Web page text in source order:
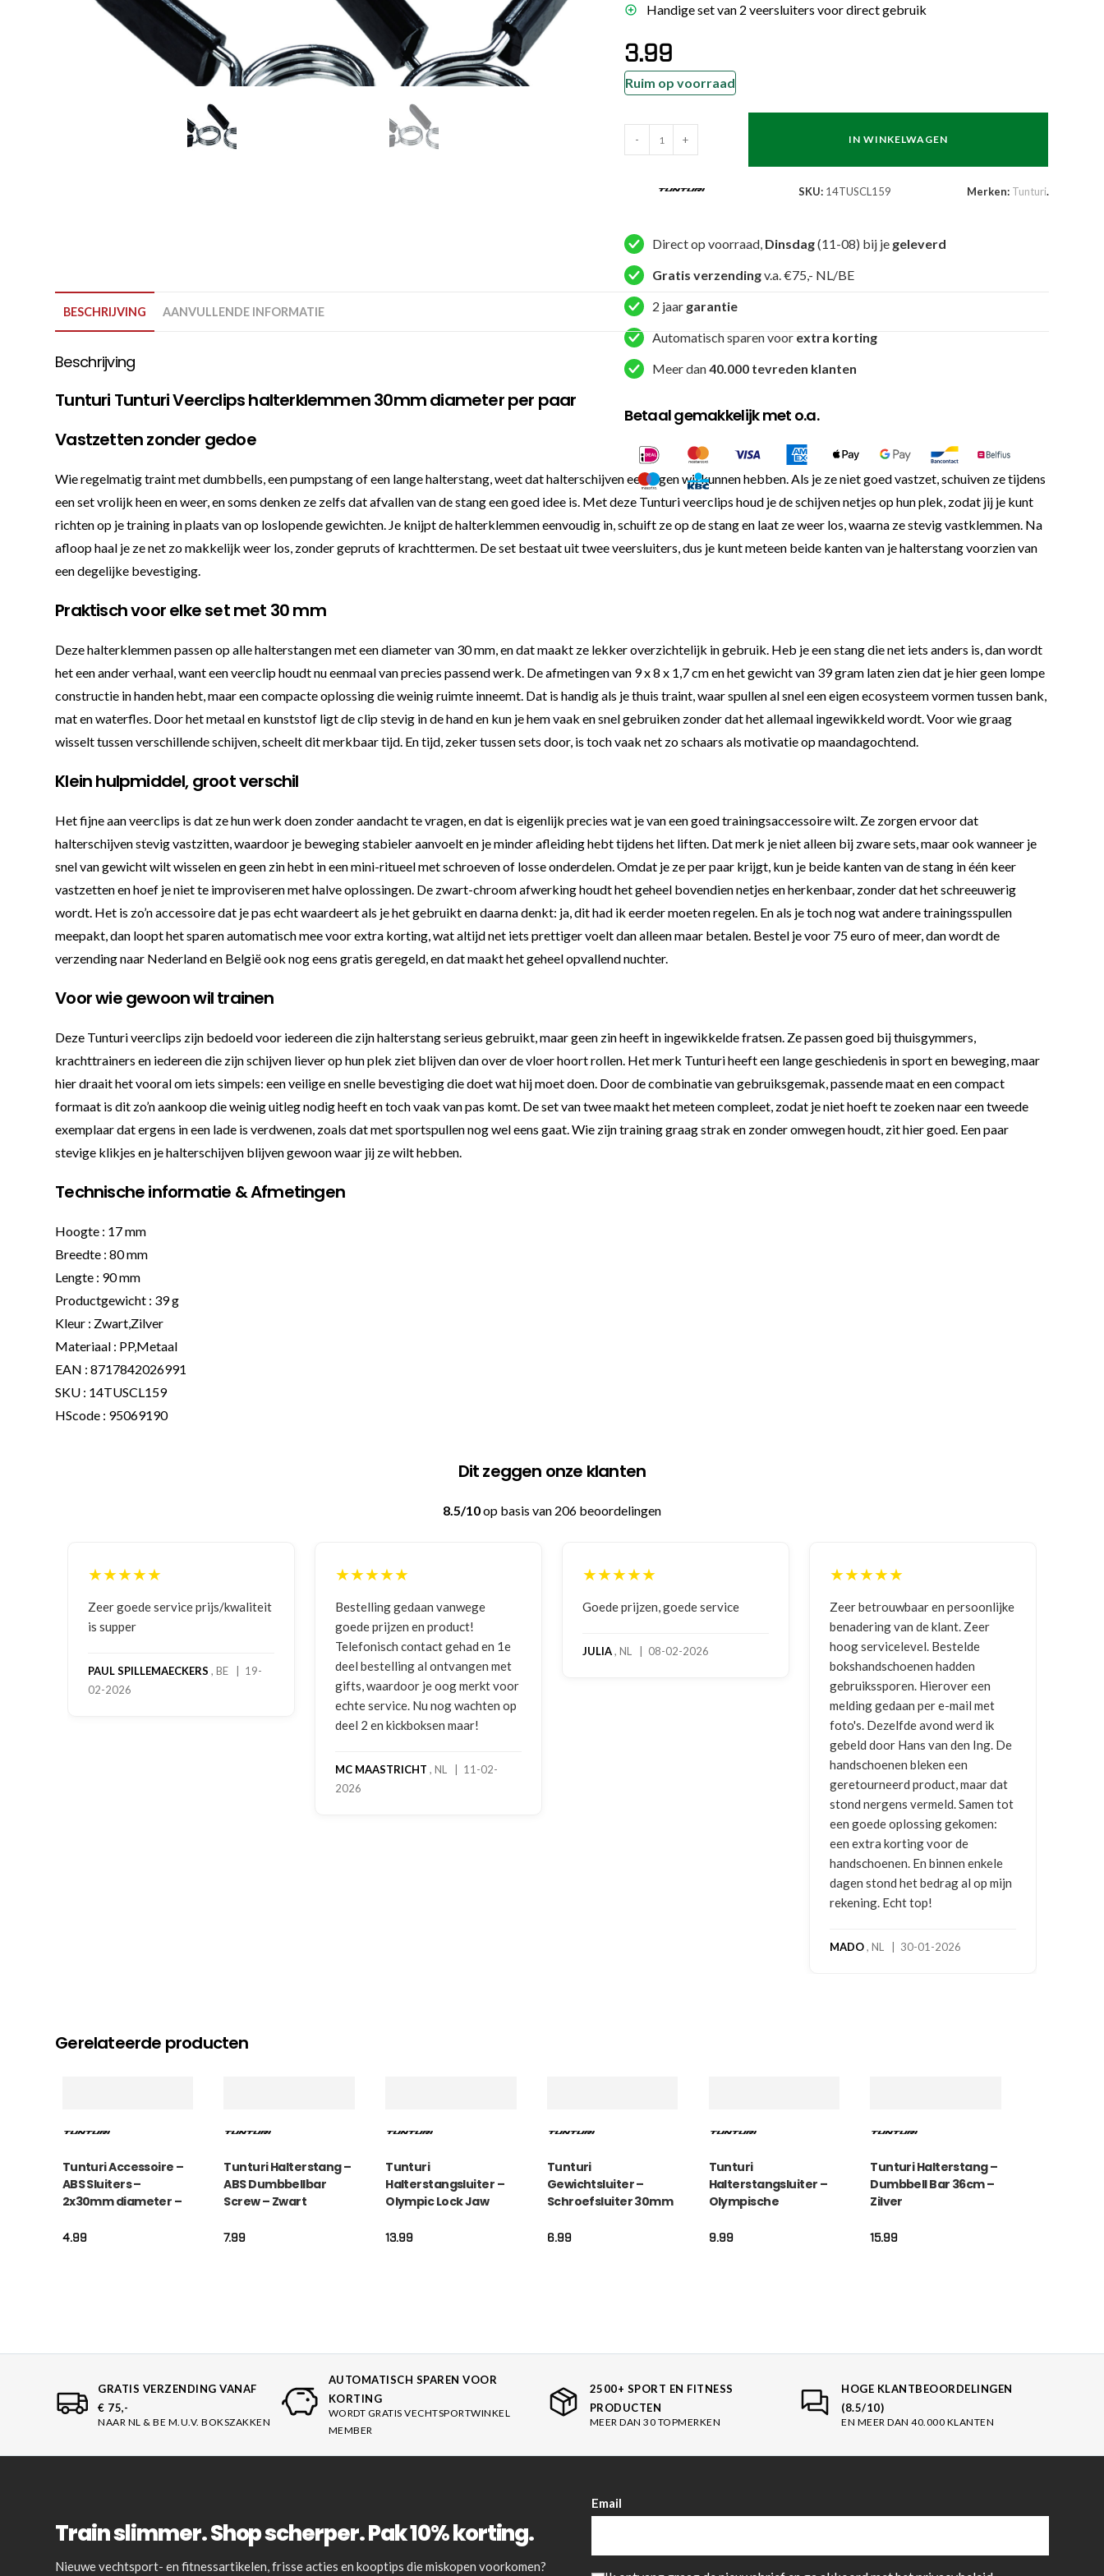
Voor dames
Zakhandschoenen
Trainingsartikelen
Bevestigingsmateriaal
Handige set van 2 veersluiters voor direct gebruik
3.99
Ruim op voorraad
Veerclip
Halterklemmen
diameter
-
Zwart
aantal
- + IN WINKELWAGEN
SKU: 14TUSCL159 Merken: Tunturi.
Direct op voorraad, Dinsdag(11-08) bij je geleverd
Gratis verzendingv.a. €75,- NL/BE
2 jaar garantie
Automatisch sparen voor extra korting
Meer dan40.000 tevreden klanten
Betaal gemakkelijk met o.a.
BESCHRIJVING AANVULLENDE INFORMATIE
Beschrijving
Tunturi Tunturi Veerclips halterklemmen 30mm diameter per paar
Vastzetten zonder gedoe
Wie regelmatig traint met dumbbells, een pumpstang of een lange halterstang, weet dat halterschijven een eigen wil kunnen hebben. Als je ze niet goed vastzet, schuiven ze tijdens
een set vrolijk heen en weer, en soms denken ze zelfs dat afvallen van de stang een goed idee is. Met deze Tunturi veerclips houd je de schijven netjes op hun plek, zodat jij je kunt
richten op je training in plaats van op loslopende gewichten. Je knijpt de halterklemmen eenvoudig in, schuift ze op de stang en laat ze weer los, waarna ze stevig vastklemmen. Na
afloop haal je ze net zo makkelijk weer los, zonder gepruts of krachttermen. De set bestaat uit twee veersluiters, dus je kunt meteen beide kanten van je halterstang voorzien van
een degelijke bevestiging.
Praktisch voor elke set met 30 mm
Deze halterklemmen passen op alle halterstangen met een diameter van 30 mm, en dat maakt ze lekker overzichtelijk in gebruik. Heb je een stang die net iets anders is, dan wordt
het een ander verhaal, want een veerclip houdt nu eenmaal van precies passend werk. De afmetingen van 9 x 8 x 1,7 cm en het gewicht van 39 gram laten zien dat je hier geen lompe
constructie in handen hebt, maar een compacte oplossing die weinig ruimte inneemt. Dat is handig als je thuis traint, waar spullen al snel een eigen ecosysteem vormen tussen bank,
mat en waterfles. Door het metaal en kunststof ligt de clip stevig in de hand en kun je hem vaak en snel gebruiken zonder dat het allemaal ingewikkeld wordt. Voor wie graag
wisselt tussen verschillende schijven, scheelt dit merkbaar tijd. En tijd, zeker tussen sets door, is toch vaak net zo schaars als motivatie op maandagochtend.
Klein hulpmiddel, groot verschil
Het fijne aan veerclips is dat ze hun werk doen zonder aandacht te vragen, en dat is eigenlijk precies wat je van een goed trainingsaccessoire wilt. Ze zorgen ervoor dat
halterschijven stevig vastzitten, waardoor je beweging stabieler aanvoelt en je minder afleiding hebt tijdens het liften. Dat merk je niet alleen bij zware sets, maar ook wanneer je
snel van gewicht wilt wisselen en geen zin hebt in een mini-ritueel met schroeven of losse onderdelen. Omdat je ze per paar krijgt, kun je beide kanten van de stang in één keer
vastzetten en hoef je niet te improviseren met halve oplossingen. De zwart-chroom afwerking houdt het geheel bovendien netjes en herkenbaar, zonder dat het schreeuwerig
wordt. Het is zo’n accessoire dat je pas echt waardeert als je het gebruikt en daarna denkt: ja, dit had ik eerder moeten regelen. En als je toch nog wat andere trainingsspullen
meepakt, dan loopt het sparen automatisch mee voor extra korting, wat altijd net iets prettiger voelt dan alleen maar betalen. Bestel je voor 75 euro of meer, dan wordt de
verzending naar Nederland en België ook nog eens gratis geregeld, en dat maakt het geheel opvallend nuchter.
Voor wie gewoon wil trainen
Deze Tunturi veerclips zijn bedoeld voor iedereen die zijn halterstang serieus gebruikt, maar geen zin heeft in ingewikkelde fratsen. Ze passen goed bij thuisgymmers,
krachttrainers en iedereen die zijn schijven liever op hun plek ziet blijven dan over de vloer hoort rollen. Het merk Tunturi heeft een lange geschiedenis in sport en beweging, maar
hier draait het vooral om iets simpels: een veilige en snelle bevestiging die doet wat hij moet doen. Door de combinatie van gebruiksgemak, passende maat en een compact
formaat is dit zo’n aankoop die weinig uitleg nodig heeft en toch vaak van pas komt. De set van twee maakt het meteen compleet, zodat je niet hoeft te zoeken naar een tweede
exemplaar dat ergens in een lade is verdwenen, zoals dat met sportspullen nog wel eens gaat. Wie zijn training graag strak en zonder omwegen houdt, zit hier goed. Een paar
stevige klikjes en je halterschijven blijven gewoon waar jij ze wilt hebben.
Technische informatie & Afmetingen
Hoogte : 17 mm
Breedte : 80 mm
Lengte : 90 mm
Productgewicht : 39 g
Kleur : Zwart,Zilver
Materiaal : PP,Metaal
EAN : 8717842026991
SKU : 14TUSCL159
HScode : 95069190
Dit zeggen onze klanten
8.5/10op basis van 206 beoordelingen
★★★★★
Zeer goede service prijs/kwaliteit
PAUL SPILLEMAECKERS, BE | 19-
★★★★★
Bestelling gedaan vanwege
goede prijzen en product!
Telefonisch contact gehad en 1e
deel bestelling al ontvangen met
gifts, waardoor je oog merkt voor
echte service. Nu nog wachten op
deel 2 en kickboksen maar!
MC MAASTRICHT, NL | 11-02-
★★★★★
Goede prijzen, goede service
, NL | 08-02-2026
★★★★★
Zeer betrouwbaar en persoonlijke
benadering van de klant. Zeer
hoog servicelevel. Bestelde
bokshandschoenen hadden
gebruikssporen. Hierover een
melding gedaan per e-mail met
foto's. Dezelfde avond werd ik
gebeld door Hans van den Ing. De
handschoenen bleken een
geretourneerd product, maar dat
stond nergens vermeld. Samen tot
een goede oplossing gekomen:
een extra korting voor de
handschoenen. En binnen enkele
dagen stond het bedrag al op mijn
rekening. Echt top!
, NL | 30-01-2026
Gerelateerde producten
Tunturi Accessoire –
ABS Sluiters –
2x30mm diameter –
4.99
Tunturi Halterstang –
ABS Dumbbellbar
Screw – Zwart
7.99
Tunturi
Halterstangsluiter –
Olympic Lock Jaw
13.99
Tunturi
Gewichtsluiter –
Schroefsluiter 30mm
6.99
Tunturi
Halterstangsluiter –
Olympische
Zilver
9.99
Tunturi Halterstang –
Dumbbell Bar 36cm –
Zilver
15.99
GRATIS VERZENDING VANAF
€ 75,-
NAAR NL & BE M.U.V. BOKSZAKKEN
AUTOMATISCH SPAREN VOOR
KORTING
WORDT GRATIS VECHTSPORTWINKEL
MEMBER
2500+ SPORT EN FITNESS
PRODUCTEN
MEER DAN 30 TOPMERKEN
HOGE KLANTBEOORDELINGEN
(8.5/10)
EN MEER DAN 40.000 KLANTEN
Train slimmer. Shop scherper. Pak 10% korting.
Nieuwe vechtsport- en fitnessartikelen, frisse acties en kooptips die miskopen voorkomen?
Email